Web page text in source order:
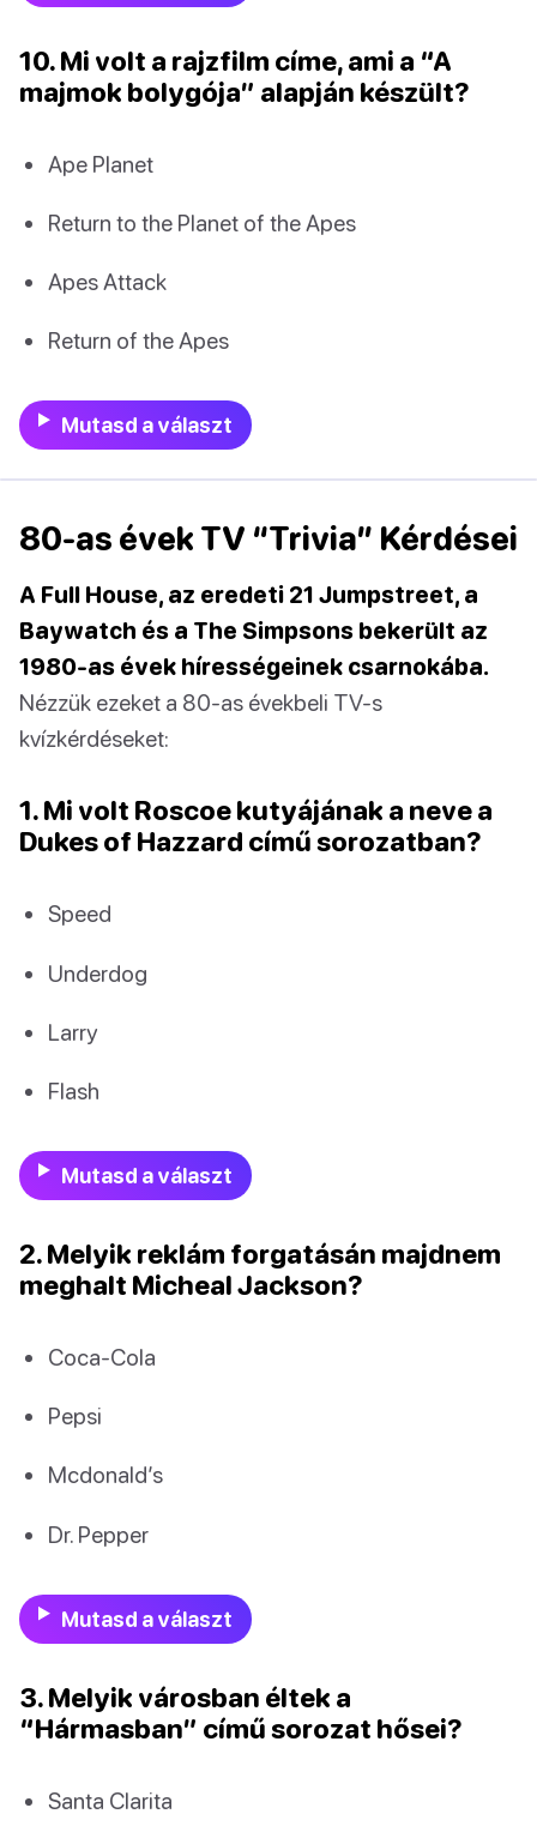
10. Mi volt a rajzfilm címe, ami a “A
majmok bolygója” alapján készült?
Ape Planet
Return to the Planet of the Apes
Apes Attack
Return of the Apes
Mutasd a választ
80-as évek TV “Trivia” Kérdései
A Full House, az eredeti 21 Jumpstreet, a
Baywatch és a The Simpsons bekerült az
1980-as évek hírességeinek csarnokába.
Nézzük ezeket a 80-as évekbeli TV-s
kvízkérdéseket:
1. Mi volt Roscoe kutyájának a neve a
Dukes of Hazzard című sorozatban?
Speed
Underdog
Larry
Flash
Mutasd a választ
2. Melyik reklám forgatásán majdnem
meghalt Micheal Jackson?
Coca-Cola
Pepsi
Mcdonald’s
Dr. Pepper
Mutasd a választ
3. Melyik városban éltek a
“Hármasban” című sorozat hősei?
Santa Clarita